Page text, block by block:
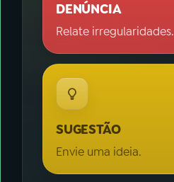
DENÚNCIA
Relate irregularidades.
SUGESTÃO
Envie uma ideia.